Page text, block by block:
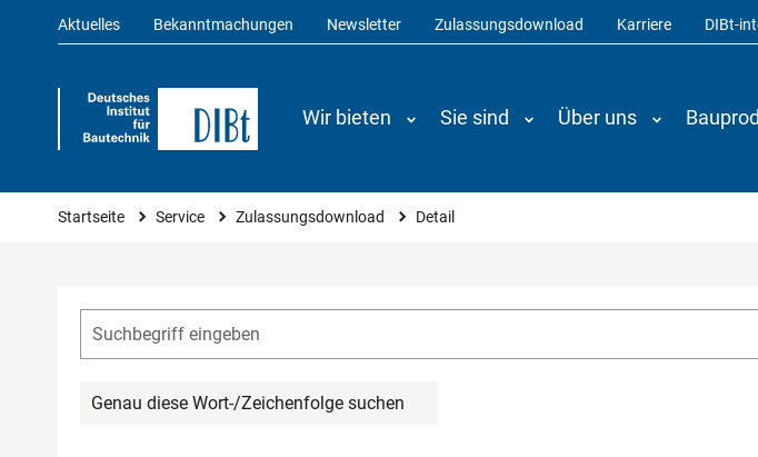
Aktuelles Bekanntmachungen Newsletter Zulassungsdownload Karriere DIBt-
Wir bieten Sie sind Über uns
Sie sind hier
Startseite Service Zulassungsdownload Detail
Genau diese Wort-/Zeichenfolge suchen